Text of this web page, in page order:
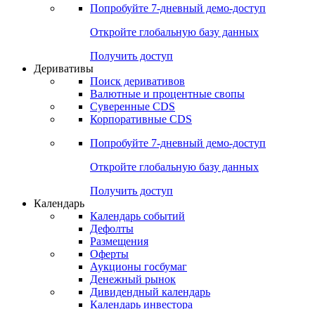
Сравнение ETF & Funds
Поиск Mutual Funds
Попробуйте7-дневный
Откройте глобальную базу данных
Получить доступ
Деривативы
Валютные и процентные свопы
Корпоративные CDS
Попробуйте7-дневный
Откройте глобальную базу данных
Получить доступ
Календарь
Календарь событий
Дефолты
Размещения
Оферты